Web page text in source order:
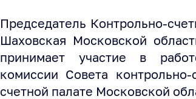
Председатель Контрольно-
Шаховская Московской
принимает участие в
комиссии Совета
счетной палате Московской